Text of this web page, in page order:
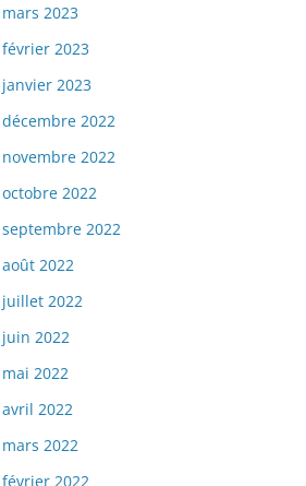
mars 2023
février 2023
janvier 2023
décembre 2022
novembre 2022
octobre 2022
septembre 2022
août 2022
juillet 2022
juin 2022
mai 2022
avril 2022
mars 2022
février 2022